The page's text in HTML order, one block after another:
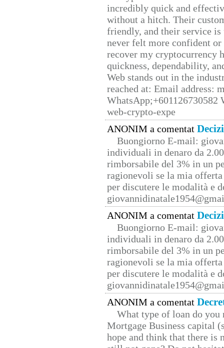
incredibly quick and
without a hitch. Their
friendly, and their service
never felt more confident
recover my cryptocurrency
quickness, dependability,
Web stands out in the
reached at: Email address:
web-crypto-expe
ANONIM a comentat
Buongiorno E-mail:
individuali in denaro da
rimborsabile del 3% in un
ragionevoli se la mia
per discutere le modalità e
ANONIM a comentat
Buongiorno E-mail:
individuali in denaro da
rimborsabile del 3% in un
ragionevoli se la mia
per discutere le modalità e
ANONIM a comentat
What type of loan do you
Mortgage Business capital
hope and think that there is